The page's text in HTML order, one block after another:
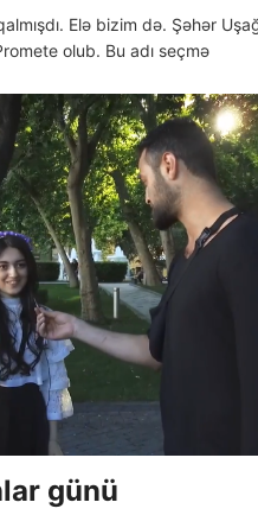
Elə bizim də. Şəhər
olub. Bu adı seçmə
günü